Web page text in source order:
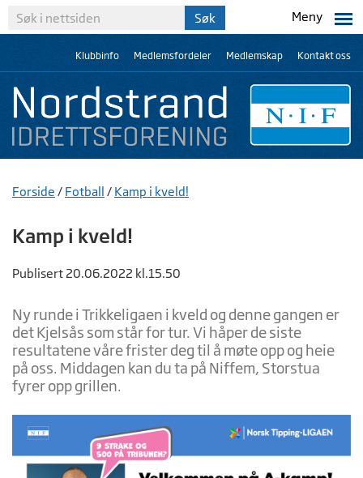
Meny
Klubbinfo Medlemsfordeler Medlemskap Kontakt oss
Forside / Fotball / Kamp i kveld!
Kamp i kveld!
Publisert 20.06.2022 kl.15.50
Ny runde i Trikkeligaen i kveld og denne gangen er
det Kjelsås som står for tur. Vi håper de siste
resultatene våre frister deg til å møte opp og heie
på oss. Middagen kan du ta på Niffem, Storstua
fyrer opp grillen.